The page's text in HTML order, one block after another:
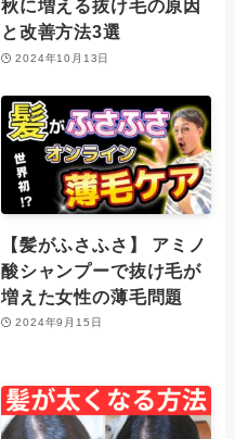
秋に増える抜け毛の原因
と改善方法3選
2024年10月13日
【髪がふさふさ】 アミノ
酸シャンプーで抜け毛が
増えた女性の薄毛問題
2024年9月15日